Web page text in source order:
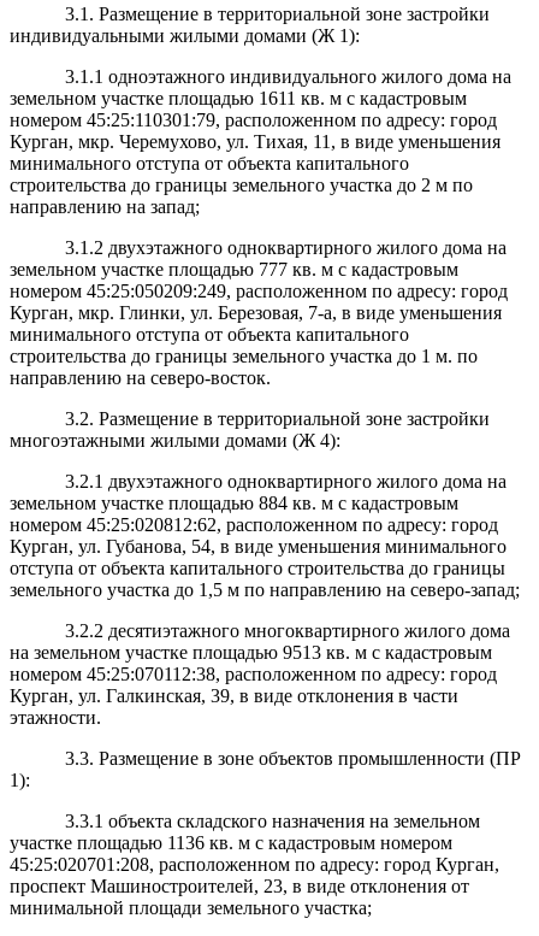
3.1. Размещение в территориальной зоне застройки
индивидуальными жилыми домами (Ж 1):
3.1.1 одноэтажного индивидуального жилого дома на
земельном участке площадью 1611 кв. м с кадастровым
номером 45:25:110301:79, расположенном по адресу: город
Курган, мкр. Черемухово, ул. Тихая, 11, в виде уменьшения
минимального отступа от объекта капитального
строительства до границы земельного участка до 2 м по
направлению на запад;
3.1.2 двухэтажного одноквартирного жилого дома на
земельном участке площадью 777 кв. м с кадастровым
номером 45:25:050209:249, расположенном по адресу: город
Курган, мкр. Глинки, ул. Березовая, 7-а, в виде уменьшения
минимального отступа от объекта капитального
строительства до границы земельного участка до 1 м. по
направлению на северо-восток.
3.2. Размещение в территориальной зоне застройки
многоэтажными жилыми домами (Ж 4):
3.2.1 двухэтажного одноквартирного жилого дома на
земельном участке площадью 884 кв. м с кадастровым
номером 45:25:020812:62, расположенном по адресу: город
Курган, ул. Губанова, 54, в виде уменьшения минимального
отступа от объекта капитального строительства до границы
земельного участка до 1,5 м по направлению на северо-запад;
3.2.2 десятиэтажного многоквартирного жилого дома
на земельном участке площадью 9513 кв. м с кадастровым
номером 45:25:070112:38, расположенном по адресу: город
Курган, ул. Галкинская, 39, в виде отклонения в части
этажности.
3.3. Размещение в зоне объектов промышленности (ПР
1):
3.3.1 объекта складского назначения на земельном
участке площадью 1136 кв. м с кадастровым номером
45:25:020701:208, расположенном по адресу: город Курган,
проспект Машиностроителей, 23, в виде отклонения от
минимальной площади земельного участка;